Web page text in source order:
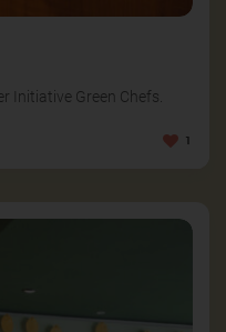
Initiative Green Chefs.
1